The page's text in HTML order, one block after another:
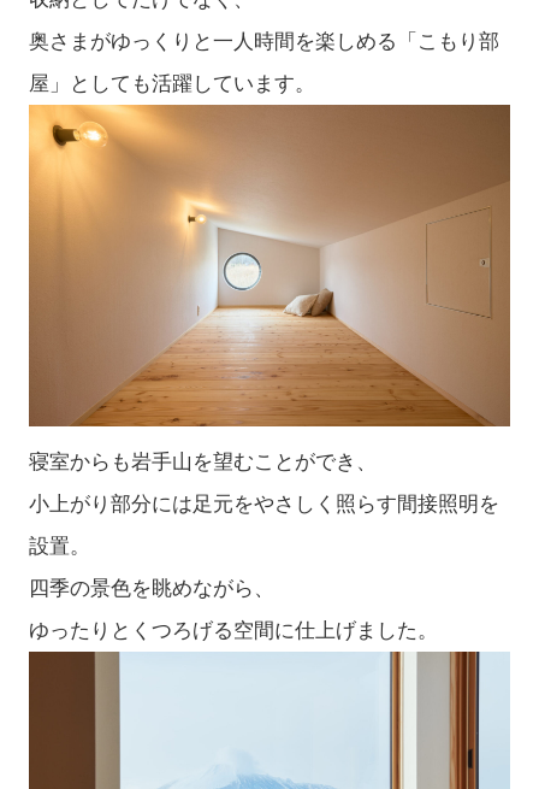
奥さまがゆっくりと一人時間を楽しめる「こもり部
屋」としても活躍しています。
寝室からも岩手山を望むことができ、
小上がり部分には足元をやさしく照らす間接照明を
設置。
四季の景色を眺めながら、
ゆったりとくつろげる空間に仕上げました。